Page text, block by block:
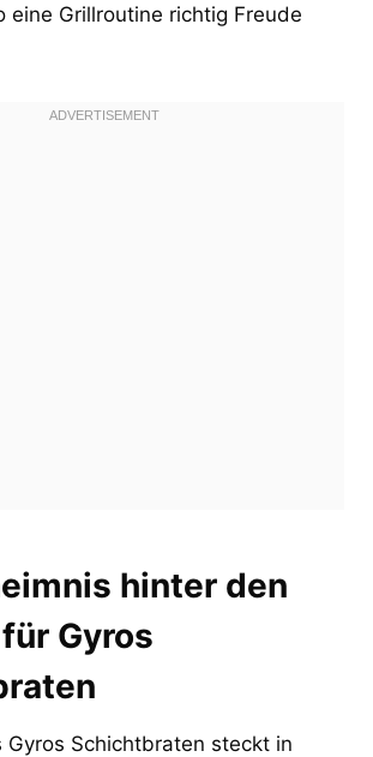
eine Grillroutine richtig Freude
hinter den
Gyros
Gyros Schichtbraten steckt in